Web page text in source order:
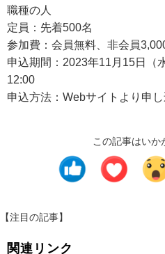
職種の人
定員：先着500名
参加費：会員無料、非会員
申込期間：2023年11月15日（
12:00
申込方法：Webサイトより申
この記事はいか
【注目の記事】
関連リンク